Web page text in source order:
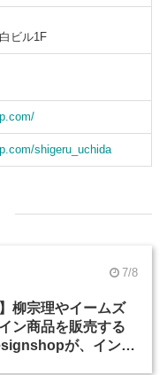
ビル1F
shigeru_uchida
7/8
柳宗理やイームズ
ン商品を販売する
が、インテ